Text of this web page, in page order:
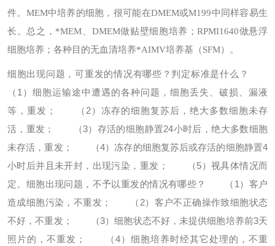
件。MEM中培养的细胞，很可能在DMEM或M199中同样容易生
长。总之，*MEM、DMEM做贴壁细胞培养；RPMI1640做悬浮
细胞培养；各种目的无血清培养*AIMV培养基（SFM）。
细胞出现问题，可重发的情况有哪些？判定标准是什么？
（1）细胞运输途中遭遇的各种问题，细胞丢失、破损、漏液
等，重发；
（2）冻存的细胞复苏后，绝大多数细胞未存
活，重发；
（3）存活的细胞静置24小时后，绝大多数细胞
未存活，重发；
（4）冻存的细胞复苏后或存活的细胞静置4
小时后并且未开封，出现污染，重发；
（5）视具体情况而
定。 细胞出现问题，不予以重发的情况有哪些？
（1）客户
造成细胞污染，不重发；
（2）客户不正确操作致细胞状态
不好，不重发；
（3）细胞状态不好，未提供细胞培养前3天
照片的，不重发；
（4）细胞培养时经其它处理的，不重